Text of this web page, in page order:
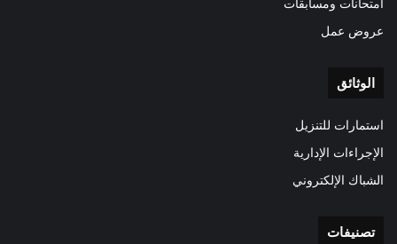
امتحانات ومسابقات
عروض عمل
الوثائق
استمارات للتنزيل
الإجراءات الإدارية
الشباك الإلكتروني
تصنيفات